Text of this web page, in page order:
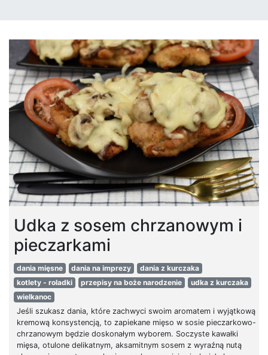
Udka z sosem chrzanowym i
pieczarkami
dania mięsne dania na imprezy
dania z kurczaka
kotlety - roladki
przepisy na boże narodzenie
udka z kurczaka
wielkanoc
Jeśli szukasz dania, które zachwyci swoim aromatem i wyjątkową
kremową konsystencją, to zapiekane mięso w sosie pieczarkowo-
chrzanowym będzie doskonałym wyborem. Soczyste kawałki
mięsa, otulone delikatnym, aksamitnym sosem z wyraźną nutą